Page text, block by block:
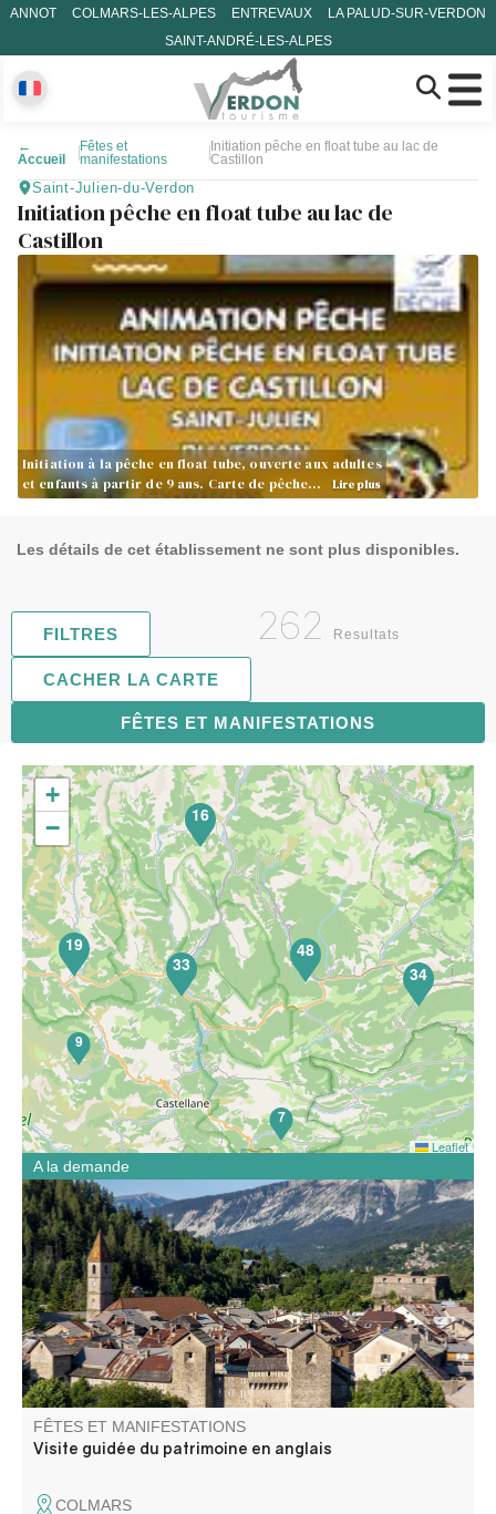
ANNOT COLMARS-LES-ALPES ENTREVAUX
LA PALUD-SUR-VERDON
SAINT-ANDRÉ-LES-ALPES
←
Accueil
Fêtes et
manifestations
Initiation pêche en float tube au lac de
Castillon
Saint-Julien-du-Verdon
Initiation pêche en float tube au lac de
Castillon
Initiation à la pêche en float tube, ouverte aux adultes
et enfants à partir de 9 ans. Carte de pêche…
Lire plus
Les détails de cet établissement ne sont plus disponibles.
FILTRES 262 Resultats
FÊTES ET MANIFESTATIONS
CACHER LA CARTE
Visite du patrimoine de Colmars (centre historique)
uniquement en anglais dès 4 personnes.
FÊTES ET MANIFESTATIONS
Visite guidée du patrimoine en anglais
A la demande
COLMARS
7
9
19
33
48
34
16
67
+
−
Leaflet